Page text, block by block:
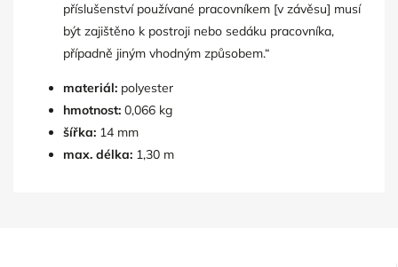
příslušenství používané pracovníkem [v závěsu] musí
být zajištěno k postroji nebo sedáku pracovníka,
případně jiným vhodným způsobem.“
materiál: polyester
hmotnost: 0,066 kg
šířka: 14 mm
max. délka: 1,30 m